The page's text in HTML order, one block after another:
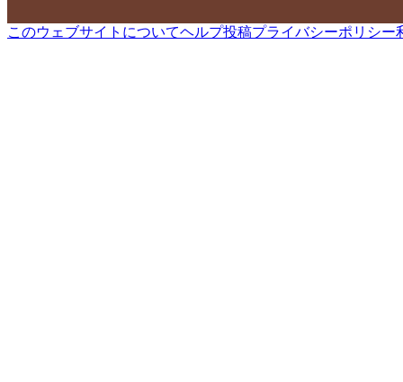
このウェブサイトについてヘルプ投稿プライバシーポリシー